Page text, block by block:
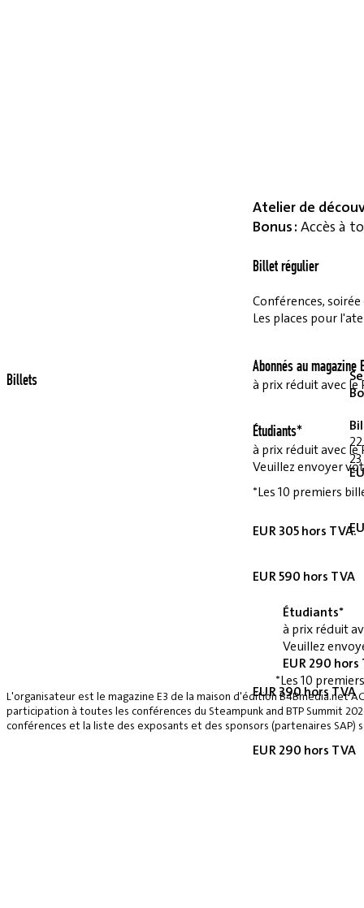
Atelier de
Bonus : Accès à
Billet régulier
Conférences,
Les places pour
Abonnés au magazine
à prix réduit avec le
Étudiants*
à prix réduit avec le
Veuillez envoyer
*Les 10 premiers
EUR 305 hors TVA.
EUR 590 hors TVA
EUR 390 hors TVA
EUR 290 hors TVA
Billets
Étudiants*
à prix réduit
Veuillez
EUR 290 hors
*Les 10
L'organisateur est le magazine E3 de la maison d'édition B4Bmedia.net
participation à toutes les conférences du Steampunk and BTP Summit
conférences et la liste des exposants et des sponsors (partenaires